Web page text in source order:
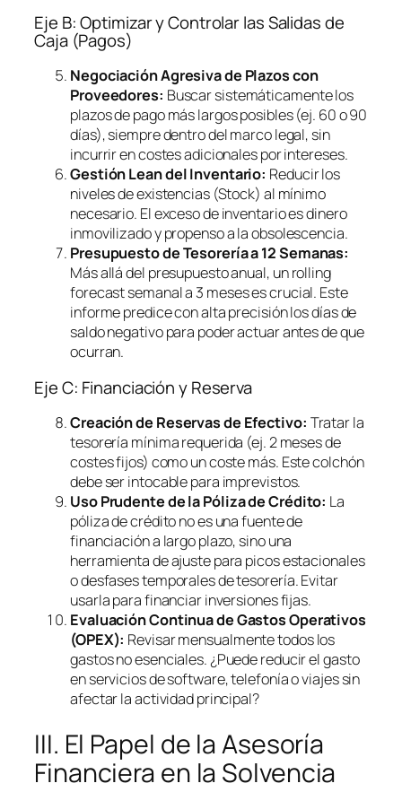
Eje B: Optimizar y Controlar las Salidas de
Caja (Pagos)
Negociación Agresiva de Plazos con
Proveedores: Buscar sistemáticamente los
plazos de pago más largos posibles (ej. 60 o 90
días), siempre dentro del marco legal, sin
incurrir en costes adicionales por intereses.
Gestión Lean del Inventario: Reducir los
niveles de existencias (Stock) al mínimo
necesario. El exceso de inventario es dinero
inmovilizado y propenso a la obsolescencia.
Presupuesto de Tesorería a 12 Semanas:
Más allá del presupuesto anual, unrolling
forecastsemanal a 3 meses es crucial. Este
informe predice con alta precisión los días de
saldo negativo para poder actuar antes de que
ocurran.
Eje C: Financiación y Reserva
Creación de Reservas de Efectivo: Tratar la
tesorería mínima requerida (ej. 2 meses de
costes fijos) como un coste más. Este colchón
debe ser intocable para imprevistos.
Uso Prudente de la Póliza de Crédito: La
póliza de crédito no es una fuente de
financiación a largo plazo, sino una
herramienta de ajuste para picos estacionales
o desfases temporales de tesorería. Evitar
usarla para financiar inversiones fijas.
Evaluación Continua de Gastos Operativos
(OPEX): Revisar mensualmente todos los
gastos no esenciales. ¿Puede reducir el gasto
en servicios desoftware, telefonía o viajes sin
afectar la actividad principal?
III. El Papel de la Asesoría
Financiera en la Solvencia